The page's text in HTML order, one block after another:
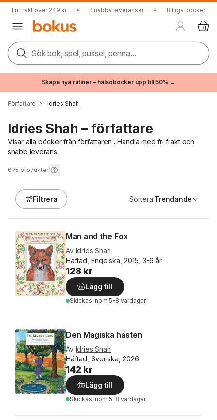
Fri frakt över 249 kr • Snabba leveranser • Billiga böcker
Sök bok, spel, pussel, penna...
Skapa nya rutiner – hälsoböcker upp till 50% →
Författare Idries Shah
Idries Shah – författare
Visar alla böcker från författaren . Handla med fri frakt och
snabb leverans.
675 produkter
Filtrera Sortera:Trendande
Man and the Fox
Av Idries Shah
Häftad, Engelska, 2015, 3-6 år
128 kr
Lägg till
Skickas inom 5-8 vardagar
Den Magiska hästen
Av Idries Shah
Häftad, Svenska, 2026
142 kr
Lägg till
Skickas inom 5-8 vardagar